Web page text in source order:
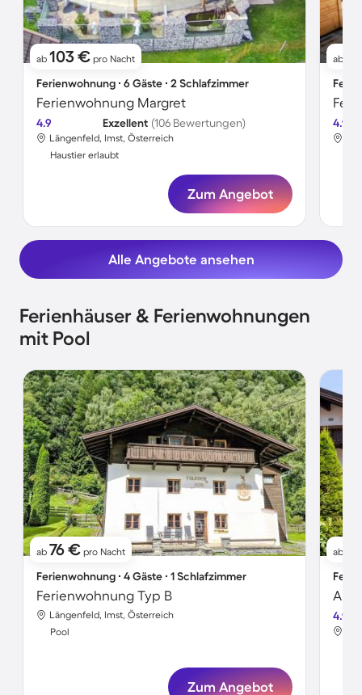
ab 103 € pro Nacht
Ferienwohnung ∙ 6 Gäste ∙ 2 Schlafzimmer
Ferienwohnung Margret
4.9 Exzellent (106 Bewertungen)
Längenfeld, Imst, Österreich
Haustier erlaubt
Zum Angebot
ab
4.9
Alle Angebote ansehen
Ferienhäuser & Ferienwohnungen
mit Pool
ab 76 € pro Nacht
Ferienwohnung ∙ 4 Gäste ∙ 1 Schlafzimmer
Ferienwohnung Typ B
Längenfeld, Imst, Österreich
Pool
Zum Angebot
ab
4.9